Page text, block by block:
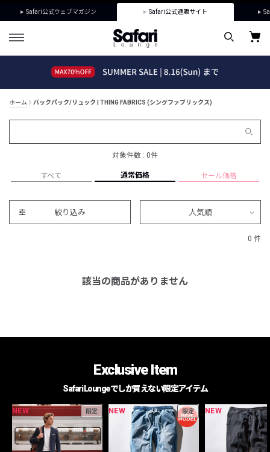
Safari公式ウェブマガジン Safari公式通販サイト
ホーム バックパック/リュック | THING FABRICS (シングファブリックス)
対象件数 : 0件
すべて 通常価格 セール価格
絞り込み 人気順
0 件
該当の商品がありません
Exclusive Item
Safari Loungeでしか買えない限定アイテム
NEW 限定 NEW 限定 NEW